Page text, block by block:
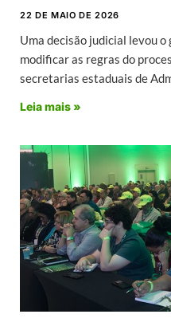
22 DE MAIO DE 2026
Uma decisão judicial levou o
modificar as regras do
secretarias estaduais de
Leia mais »